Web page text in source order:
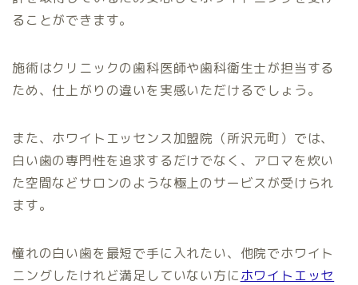
ることができます。
施術はクリニックの歯科医師や歯科衛生士が担当する
ため、仕上がりの違いを実感いただけるでしょう。
また、ホワイトエッセンス加盟院（所沢元町）では、
白い歯の専門性を追求するだけでなく、アロマを炊い
た空間などサロンのような極上のサービスが受けられ
ます。
憧れの白い歯を最短で手に入れたい、他院でホワイト
ニングしたけれど満足していない方にホワイトエッセ